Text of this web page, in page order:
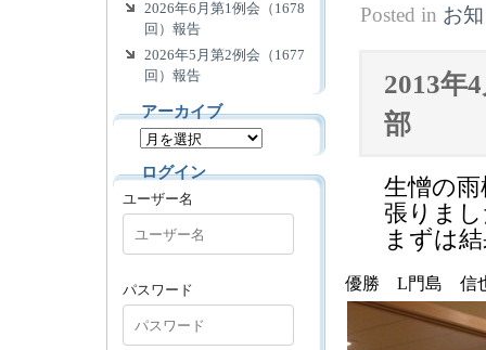
Posted in お
2013年
部
生憎の
張りま
まずは
優勝 L門島 信
2026年6月第1例会（1678
回）報告
2026年5月第2例会（1677
回）報告
アーカイブ
ログイン
ユーザー名
パスワード